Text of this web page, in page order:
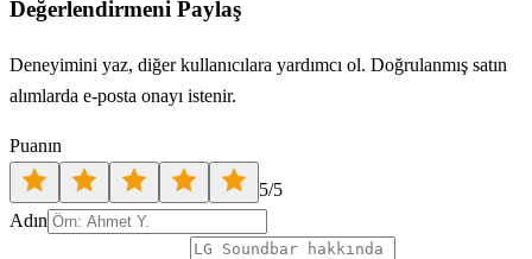
Değerlendirmeni Paylaş
Deneyimini yaz, diğer kullanıcılara yardımcı ol. Doğrulanmış satın
alımlarda e-posta onayı istenir.
Puanın
5/5
Adın